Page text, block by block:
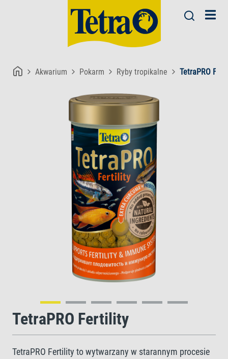
Akwarium Pokarm Ryby tropikalne TetraPRO
TetraPRO Fertility
TetraPRO Fertility to wytwarzany w starannym procesie